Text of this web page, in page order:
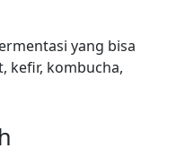
yang bisa
kefir, kombucha,